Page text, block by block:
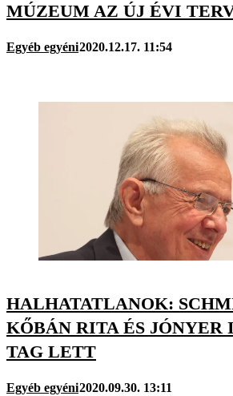
MÚZEUM AZ ÚJ ÉVI
Egyéb egyéni2020.12.17. 11:54
HALHATATLANOK:
KŐBÁN RITA ÉS JÓNYER
TAG LETT
Egyéb egyéni2020.09.30. 13:11